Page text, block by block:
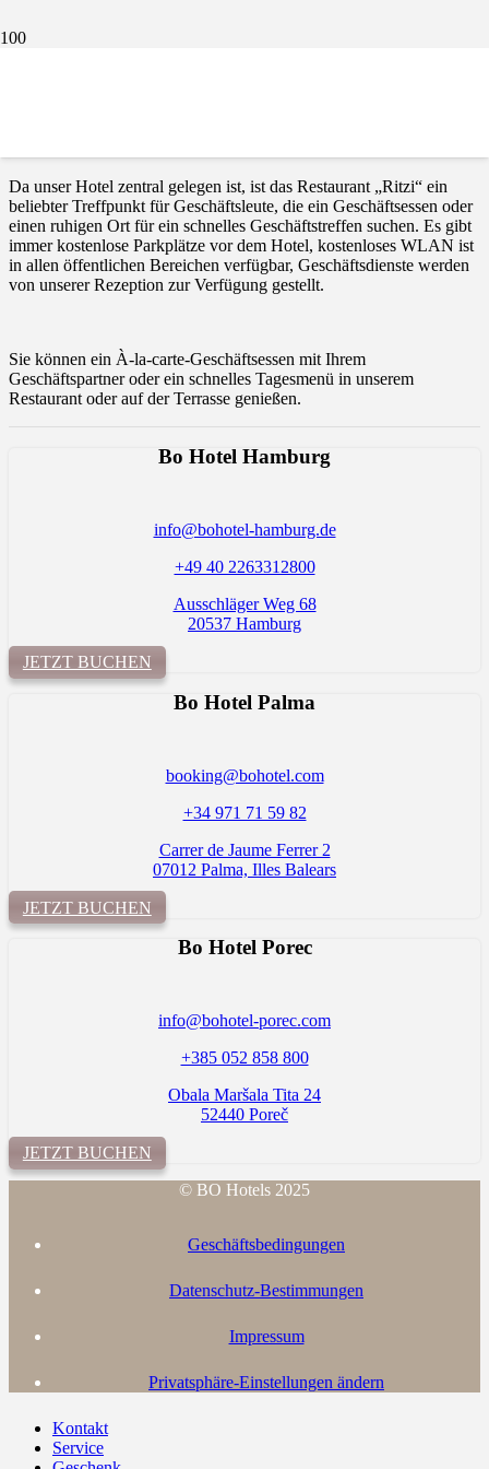
Da unser Hotel zentral gelegen ist, ist das Restaurant „Ritzi“ ein
beliebter Treffpunkt für Geschäftsleute, die ein Geschäftsessen oder
einen ruhigen Ort für ein schnelles Geschäftstreffen suchen. Es gibt
immer kostenlose Parkplätze vor dem Hotel, kostenloses WLAN ist
in allen öffentlichen Bereichen verfügbar, Geschäftsdienste werden
von unserer Rezeption zur Verfügung gestellt.
Sie können ein À-la-carte-Geschäftsessen mit Ihrem
Geschäftspartner oder ein schnelles Tagesmenü in unserem
Restaurant oder auf der Terrasse genießen.
Bo Hotel Hamburg
info@bohotel-hamburg.de
+49 40 2263312800
Ausschläger Weg 68
20537 Hamburg
JETZT BUCHEN
Bo Hotel Palma
booking@bohotel.com
+34 971 71 59 82
Carrer de Jaume Ferrer 2
07012 Palma, Illes Balears
JETZT BUCHEN
Bo Hotel Porec
info@bohotel-porec.com
+385 052 858 800
Obala Maršala Tita 24
52440 Poreč
JETZT BUCHEN
© BO Hotels 2025
Geschäftsbedingungen
Datenschutz-Bestimmungen
Impressum
Privatsphäre-Einstellungen ändern
Kontakt
Service